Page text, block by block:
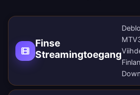
Finse
Streamingtoegang